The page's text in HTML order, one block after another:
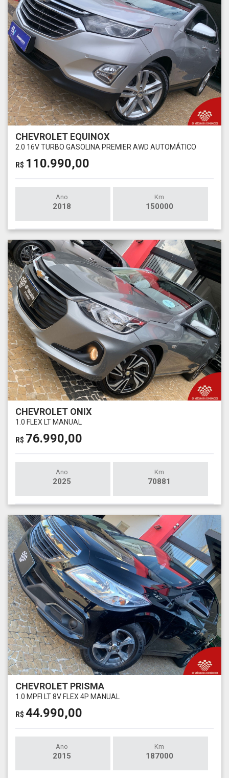
CHEVROLET EQUINOX
2.0 16V TURBO GASOLINA PREMIER AWD AUTOMÁTICO
R$ 110.990,00
Ano
2018
Km
150000
CHEVROLET ONIX
1.0 FLEX LT MANUAL
R$ 76.990,00
Ano
2025
Km
70881
CHEVROLET PRISMA
1.0 MPFI LT 8V FLEX 4P MANUAL
R$ 44.990,00
Ano
2015
Km
187000